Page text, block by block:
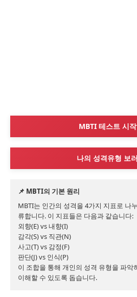
MBTI 테스트 시
나의 성격유형 보
📌 MBTI의 기본 원리
MBTI는 인간의 성격을 4가지 지표로 나
류합니다. 이 지표들은 다음과 같습니다:
외향(E) vs 내향(I)
감각(S) vs 직관(N)
사고(T) vs 감정(F)
판단(J) vs 인식(P)
이 조합을 통해 개인의 성격 유형을 파악
이해할 수 있도록 돕습니다.